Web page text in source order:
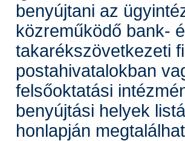
benyújtani az
közreműködő bank-
takarékszövetkezeti
postahivatalokban
felsőoktatási
benyújtási helyek
honlapján